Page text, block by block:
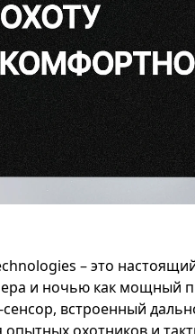
– это
и ночью как мощный
сенсор, встроенный